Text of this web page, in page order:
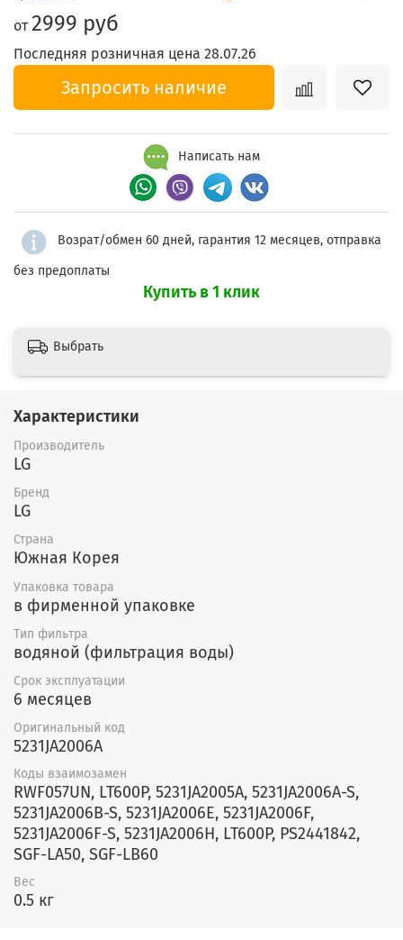
от2999 руб
Последняя розничная цена 28.07.26
Запросить наличие
Написать нам
Возрат/обмен 60 дней, гарантия 12 месяцев, отправка
без предоплаты
Купить в 1 клик
Выбрать
Характеристики
Производитель
LG
Бренд
LG
Страна
Южная Корея
Упаковка товара
в фирменной упаковке
Тип фильтра
водяной (фильтрация воды)
Срок эксплуатации
6 месяцев
Оригинальный код
5231JA2006A
Коды взаимозамен
RWF057UN, LT600P, 5231JA2005A, 5231JA2006A-S,
5231JA2006B-S, 5231JA2006E, 5231JA2006F,
5231JA2006F-S, 5231JA2006H, LT600P, PS2441842,
SGF-LA50, SGF-LB60
Вес
0.5 кг